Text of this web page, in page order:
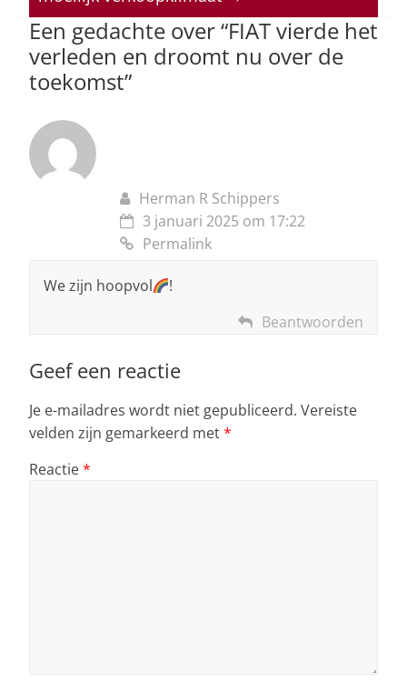
k
Een gedachte over “FIAT vierde het
verleden en droomt nu over de
toekomst”
Herman R Schippers
3 januari 2025 om 17:22
Permalink
We zijn hoopvol
!
Beantwoorden
Geef een reactie
Je e-mailadres wordt niet gepubliceerd. Vereiste
velden zijn gemarkeerd met*
Reactie*